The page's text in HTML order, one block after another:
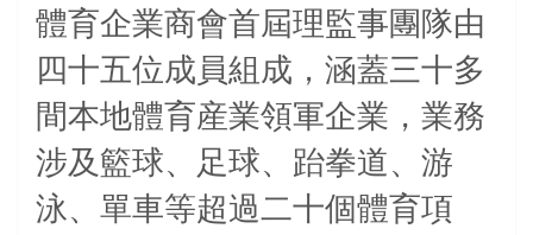
體育企業商會首屆理監事團隊由
四十五位成員組成，涵蓋三十多
間本地體育産業領軍企業，業務
涉及籃球、足球、跆拳道、游
泳、單車等超過二十個體育項